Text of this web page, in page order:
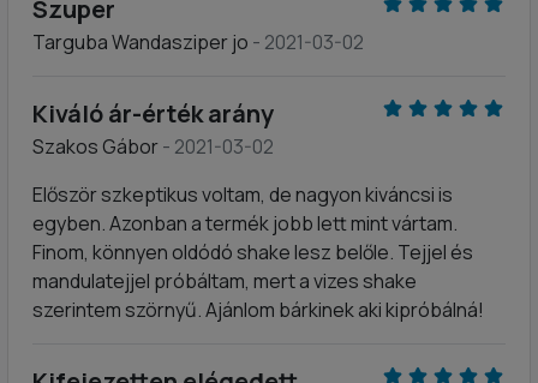
Szuper
Targuba Wandasziper jo - 2021-03-02
Kiváló ár-érték arány
Szakos Gábor- 2021-03-02
Először szkeptikus voltam, de nagyon kiváncsi is
egyben. Azonban a termék jobb lett mint vártam.
Finom, könnyen oldódó shake lesz belőle. Tejjel és
mandulatejjel próbáltam, mert a vizes shake
szerintem szörnyű. Ajánlom bárkinek aki kipróbálná!